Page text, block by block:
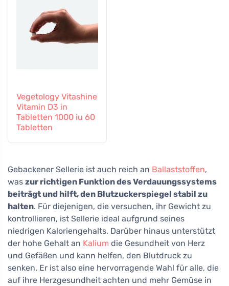
Vegetology Vitashine
Vitamin D3 in
Tabletten 1000 iu 60
Tabletten
Gebackener Sellerie ist auch reich an Ballaststoffen,
was zur richtigen Funktion des Verdauungssystems
beiträgt und hilft, den Blutzuckerspiegel stabil zu
halten. Für diejenigen, die versuchen, ihr Gewicht zu
kontrollieren, ist Sellerie ideal aufgrund seines
niedrigen Kaloriengehalts. Darüber hinaus unterstützt
der hohe Gehalt an Kalium die Gesundheit von Herz
und Gefäßen und kann helfen, den Blutdruck zu
senken. Er ist also eine hervorragende Wahl für alle, die
auf ihre Herzgesundheit achten und mehr Gemüse in